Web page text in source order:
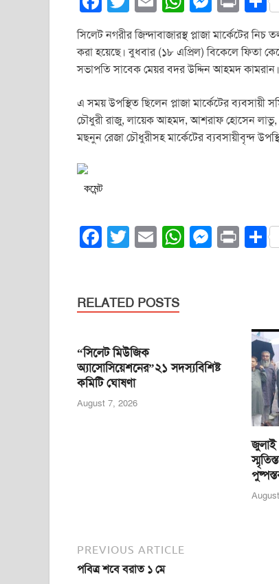
a
c
e
b
o
o
wi
tt
er
m
ail
h
at
s
p
p
e
ss
e
n
g
er
in
t
e
সিলেট নগরীর জিন্দাবাজারস্থ প্লাজা মার্কেটের
করা হয়েছে। বুধবার (১৮ এপ্রিল) বিকেলে ফিতা
সভাপতি সাবেক মেয়র বদর উদ্দিন আহমদ কামরান।
এ সময় উপস্থিত ছিলেন প্লাজা মার্কেটের
চৌধুরী রাজু, লায়েক আহমদ, আশরাফ হোসেন লাভু,
মছনুন রেজা চৌধুরীসহ মার্কেটের ব্যবসায়ীবৃন্দ
কমেন্ট
F
e
o
o
k
T
er
E
W
p
M
er
Pr S
RELATED POSTS
“সিলেট মিউজিক
অ্যাসোসিয়েশনের”২১ সদস্যবিশিষ্ট
কমিটি ঘোষণা
August 7, 2026
জুলাই
PREVIOUS ARTICLE
পবিত্র শবে বরাত ১ মে